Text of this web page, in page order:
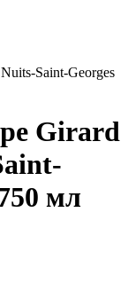
Saint-Georges
Girard
мл